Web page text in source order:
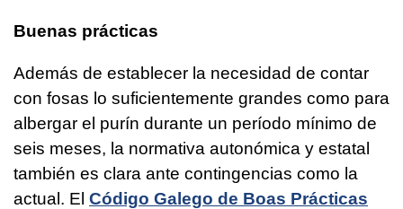
Buenas prácticas
Además de establecer la necesidad de contar
con fosas lo suficientemente grandes como para
albergar el purín durante un período mínimo de
seis meses, la normativa autonómica y estatal
también es clara ante contingencias como la
actual. El Código Galego de Boas Prácticas